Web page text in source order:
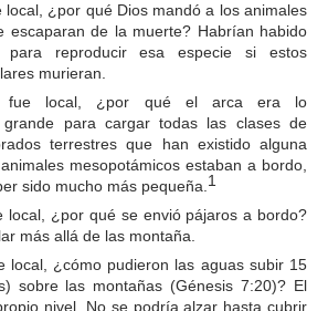
local, ¿por qué Dios mandó a los animales
escaparan de la muerte? Habrían habido
para reproducir esa especie si estos
murieran.
fue local, ¿por qué el arca era lo
grande para cargar todas las clases de
terrestres que han existido alguna
mesopotámicos estaban a bordo,
sido mucho más pequeña. 1
local, ¿por qué se envió pájaros a bordo?
más allá de las montaña.
local, ¿cómo pudieron las aguas subir 15
sobre las montañas (Génesis 7:20)? El
nivel. No se podría alzar hasta cubrir